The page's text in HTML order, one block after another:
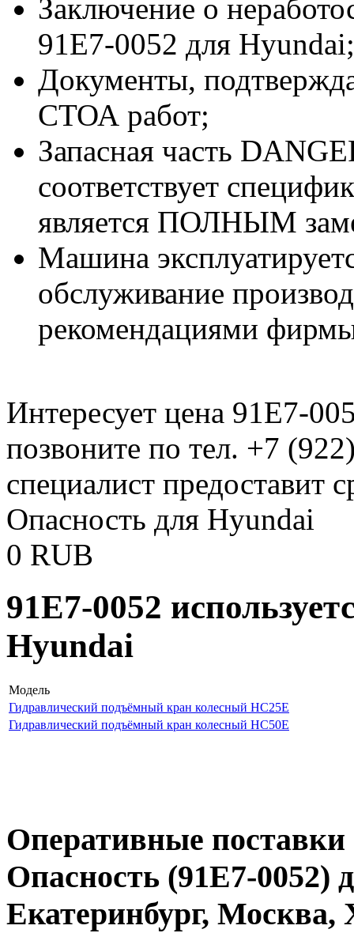
Заключение о
91E7-0052 для Hyundai;
Документы,
СТОА работ;
Запасная часть
соответствует
является ПОЛНЫМ
Машина
обслуживание
рекомендациями
Интересует цена 91E7-
позвоните по тел. +7
специалист предоставит
Опасность для Hyundai
0 RUB
91E7-0052
Hyundai
Модель
Гидравлический подъёмный кран колесный HC25E
Гидравлический подъёмный кран колесный HC50E
Оперативные
Опасность (91E7-0052)
Екатеринбург,